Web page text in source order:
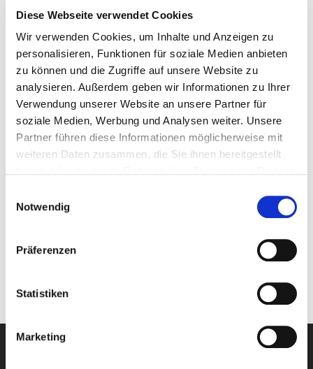
Diese Webseite verwendet Cookies
Wir verwenden Cookies, um Inhalte und Anzeigen zu
personalisieren, Funktionen für soziale Medien anbieten
zu können und die Zugriffe auf unsere Website zu
analysieren. Außerdem geben wir Informationen zu Ihrer
Verwendung unserer Website an unsere Partner für
soziale Medien, Werbung und Analysen weiter. Unsere
Partner führen diese Informationen möglicherweise mit
weiteren Daten zusammen, die Sie ihnen bereitgestellt
Notwendig
Präferenzen
Statistiken
Marketing
Freizeitbad beantworten die Mitarbeiterinnen und
Mitarbeiter der Stadtwerke Schweinfurt gerne
persönlich imKundencenter am Roßmarkt(Mo
– Do 9:00 - 16:30 Uhr, Fr 9:00 – 15:00 Uhr) sowie in
der Kunden-Hotlineunter 09721 931 - 400
Fr 8:00 - 17:00 Uhr) und sind erreichbar via E-Mail
ankundenservice@stadtwerke-sw.de. Ebenso
Uhr) über die Internetseite
www.stadtwerke-
SWenjabeantwortet auf der Internetseite Fragen